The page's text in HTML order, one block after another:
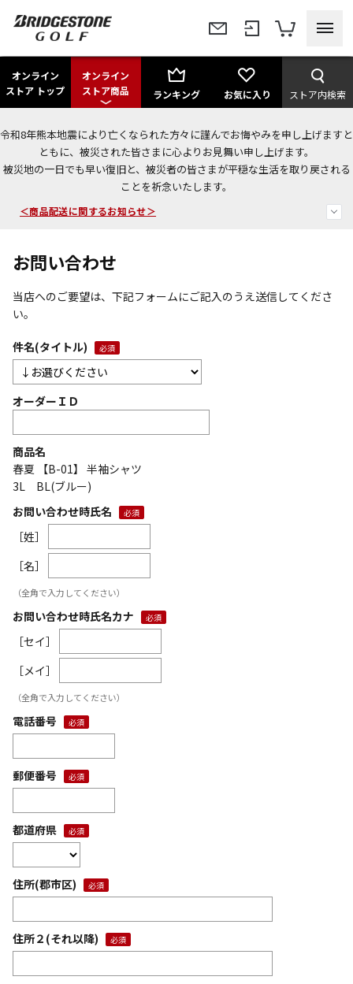
オンライン
ストア トップ
オンライン
ストア商品
ランキング お気に入り ストア内検索
令和8年熊本地震により亡くなられた方々に謹んでお悔やみを申し上げますと
ともに、被災された皆さまに心よりお見舞い申し上げます。
被災地の一日でも早い復旧と、被災者の皆さまが平穏な生活を取り戻される
ことを祈念いたします。
＜夏季休暇中のご注文・発送・お問い合わせ＞
今なら新規会員登録で1,000円OFFクーポンプレゼント！
＜商品配送に関するお知らせ＞
お問い合わせ
当店へのご要望は、下記フォームにご記入のうえ送信してくださ
い。
件名(タイトル)
オーダーＩＤ
商品名
春夏 【B-01】 半袖シャツ
3L BL(ブルー)
お問い合わせ時氏名
［姓］
［名］
（全角で入力してください）
お問い合わせ時氏名カナ
［セイ］
［メイ］
（全角で入力してください）
電話番号
郵便番号
都道府県
住所(郡市区)
住所２(それ以降)